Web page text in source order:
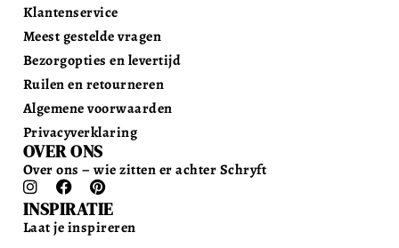
Klantenservice
Meest gestelde vragen
Bezorgopties en levertijd
Ruilen en retourneren
Algemene voorwaarden
Privacyverklaring
OVER ONS
Over ons – wie zitten er achter Schryft
INSPIRATIE
Laat je inspireren